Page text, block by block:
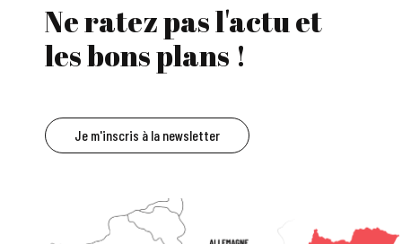
Ne ratez pas l'actu et
les bons plans !
Je m'inscris à la newsletter